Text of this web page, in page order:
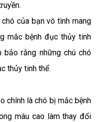
của bạn vô tình mang
mắc bệnh đục thủy tinh
rằng những chú chó
thủy tinh thể.
chính là chó bị mắc bệnh
máu cao làm thay đổi